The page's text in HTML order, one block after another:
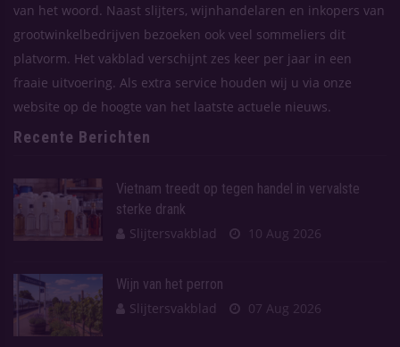
van het woord. Naast slijters, wijnhandelaren en inkopers van
grootwinkelbedrijven bezoeken ook veel sommeliers dit
platvorm. Het vakblad verschijnt zes keer per jaar in een
fraaie uitvoering. Als extra service houden wij u via onze
website op de hoogte van het laatste actuele nieuws.
Recente Berichten
Vietnam treedt op tegen handel in vervalste
sterke drank
Slijtersvakblad
10 Aug 2026
Wijn van het perron
Slijtersvakblad
07 Aug 2026